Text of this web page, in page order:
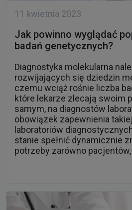
11 kwietnia 2023
Jak powinno wyglądać
badań genetycznych?
Diagnostyka molekularna
rozwijających się dziedzin
czemu wciąż rośnie liczba
które lekarze zlecają swoim
samym, na diagnostów
obowiązek zapewnienia
laboratoriów
stanie spełnić dynamicznie
potrzeby zarówno pacjentów,